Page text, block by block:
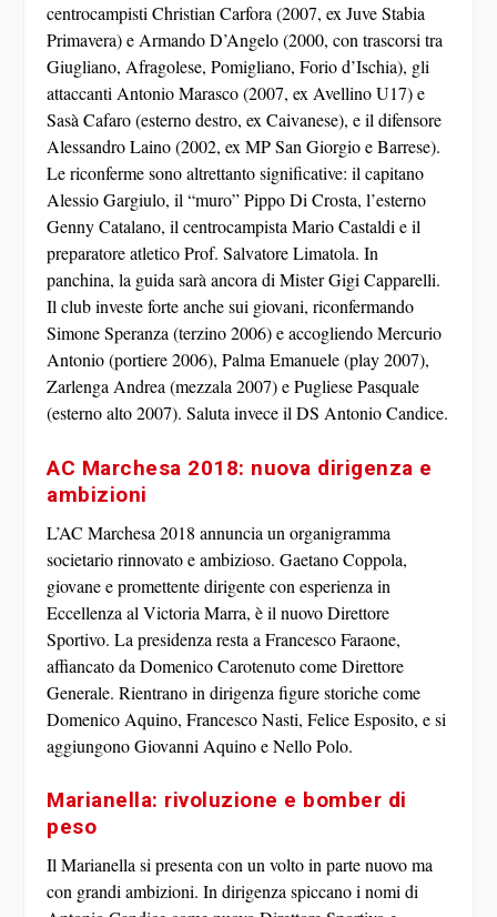
centrocampistiChristian Carfora(2007, ex Juve Stabia
Primavera) eArmando D’Angelo(2000, con trascorsi tra
Giugliano, Afragolese, Pomigliano, Forio d’Ischia), gli
attaccantiAntonio Marasco(2007, ex Avellino U17) e
Sasà Cafaro(esterno destro, ex Caivanese), e il difensore
Alessandro Laino(2002, ex MP San Giorgio e Barrese).
Le riconferme sono altrettanto significative: il capitano
Alessio Gargiulo, il “muro”Pippo Di Crosta, l’esterno
Genny Catalano, il centrocampistaMario Castaldie il
preparatore atletico Prof.Salvatore Limatola. In
panchina, la guida sarà ancora diMister Gigi Capparelli.
Il club investe forte anche sui giovani, riconfermando
Simone Speranza(terzino 2006) e accogliendoMercurio
Antonio(portiere 2006),Palma Emanuele(play 2007),
Zarlenga Andrea(mezzala 2007) ePugliese Pasquale
(esterno alto 2007). Saluta invece il DSAntonio Candice.
AC Marchesa 2018: nuova dirigenza e
ambizioni
L’AC Marchesa 2018 annuncia un organigramma
societario rinnovato e ambizioso.Gaetano Coppola,
giovane e promettente dirigente con esperienza in
Eccellenza al Victoria Marra, è il nuovo Direttore
Sportivo. La presidenza resta aFrancesco Faraone,
affiancato daDomenico Carotenutocome Direttore
Generale. Rientrano in dirigenza figure storiche come
Domenico Aquino, Francesco Nasti, Felice Esposito, e si
aggiungonoGiovanni AquinoeNello Polo.
Marianella: rivoluzione e bomber di
peso
IlMarianellasi presenta con un volto in parte nuovo ma
con grandi ambizioni. In dirigenza spiccano i nomi di